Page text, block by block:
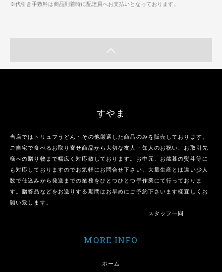
※代引き手数料は商品到着時に配達員へお支払いとなっております。
すやま
当店ではトリュフうどん・その他厳選した商品のみを販売しております。
ご自宅で食べるお取り寄せ商品から大切な友人・知人のお祝い、お取引先
様への贈り物まで幅広く対応致しております。お中元、お歳暮の熨斗等に
も対応しておりますのでお気軽にお問合せ下さい。大量生産とは違い少人
数で仕込みから発送までの業務をひとつひとつ手作業にて行っておりま
す。贈答品などをお送りする期間はお早めにご予約下さいます様宜しくお
願い致します。
スタッフ一同
MORE INFO
ホーム